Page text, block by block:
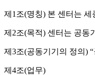
제1조(명칭) 본 센터는
제2조(목적) 센터는 공동
제3조(공동기기의 정의)
제4조(업무)